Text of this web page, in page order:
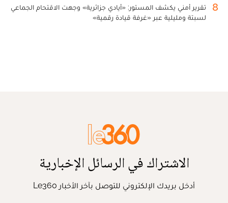
8
تقرير أمني يكشف المستور: «أيادي جزائرية» وجهت الاقتحام الجماعي
لسبتة ومليلية عبر «غرفة قيادة رقمية»
الاشتراك في الرسائل الإخبارية
أدخل بريدك الإلكتروني للتوصل بآخر الأخبار Le360